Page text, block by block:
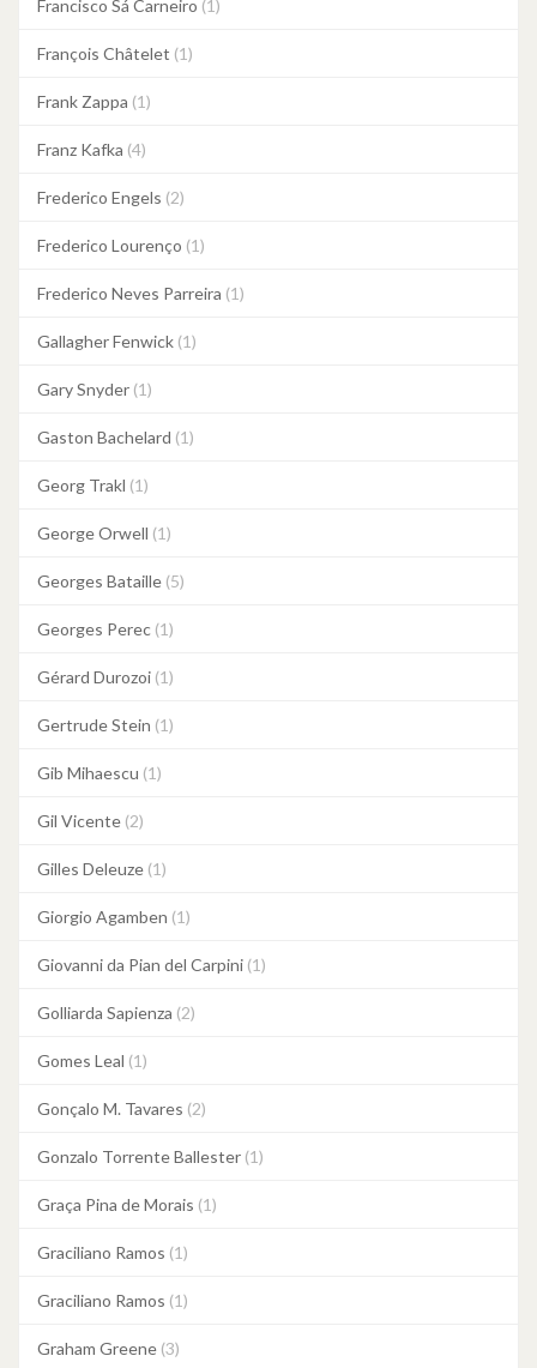
Francisco Sá Carneiro (1)
François Châtelet (1)
Frank Zappa (1)
Franz Kafka (4)
Frederico Engels (2)
Frederico Lourenço (1)
Frederico Neves Parreira (1)
Gallagher Fenwick (1)
Gary Snyder (1)
Gaston Bachelard (1)
Georg Trakl (1)
George Orwell (1)
Georges Bataille (5)
Georges Perec (1)
Gérard Durozoi (1)
Gertrude Stein (1)
Gib Mihaescu (1)
Gil Vicente (2)
Gilles Deleuze (1)
Giorgio Agamben (1)
Giovanni da Pian del Carpini (1)
Golliarda Sapienza (2)
Gomes Leal (1)
Gonçalo M. Tavares (2)
Gonzalo Torrente Ballester (1)
Graça Pina de Morais (1)
Graciliano Ramos (1)
Graciliano Ramos (1)
Graham Greene (3)